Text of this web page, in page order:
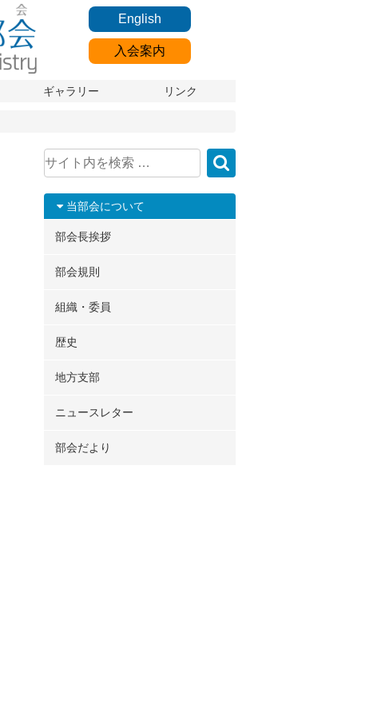
English
入会案内
ギャラリー リンク
当部会について
部会長挨拶
部会規則
組織・委員
歴史
地方支部
ニュースレター
部会だより